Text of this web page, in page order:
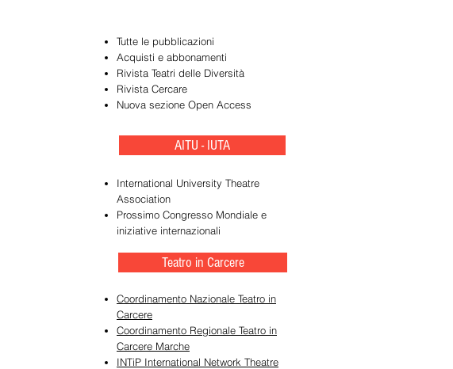
Tutte le pubblicazioni
Acquisti e abbonamenti
Rivista Teatri delle Diversità
Rivista Cercare
Nuova sezione Open Access
AITU - IUTA
International University Theatre
Association
Prossimo Congresso Mondiale e
iniziative internazionali
Teatro in Carcere
Coordinamento Nazionale Teatro in
Carcere
Coordinamento Regionale Teatro in
Carcere Marche
INTiP International Network Theatre